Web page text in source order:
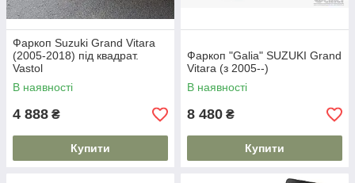
Фаркоп Suzuki Grand Vitara
(2005-2018) під квадрат.
Vastol
В наявності
4 888 ₴
Купити
Фаркоп "Galia" SUZUKI Grand
Vitara (з 2005--)
В наявності
8 480 ₴
Купити